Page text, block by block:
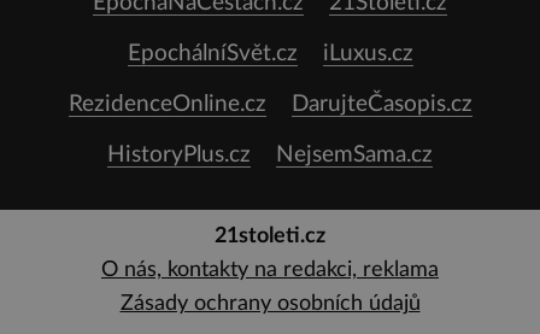
EpochálníSvět.cz iLuxus.cz
RezidenceOnline.cz DarujteČasopis.cz
HistoryPlus.cz NejsemSama.cz
21stoleti.cz
O nás, kontakty na redakci, reklama
Zásady ochrany osobních údajů